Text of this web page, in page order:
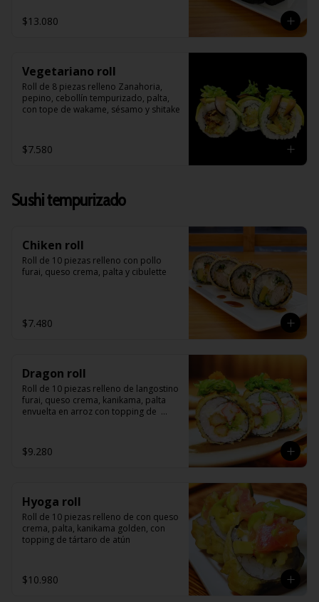
$13.080
Vegetariano roll
Roll de 8 piezas relleno Zanahoria,
pepino, cebollín tempurizado, palta,
con tope de wakame, sésamo y shitake
$7.580
Sushi tempurizado
Chiken roll
Roll de 10 piezas relleno con pollo
furai, queso crema, palta y cibulette
$7.480
Dragon roll
Roll de 10 piezas relleno de langostino
furai, queso crema, kanikama, palta
envuelta en arroz con topping de
$9.280
Hyoga roll
Roll de 10 piezas relleno de con queso
crema, palta, kanikama golden, con
topping de tártaro de atún
$10.980